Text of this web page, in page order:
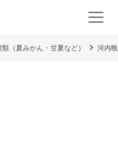
類（夏みかん・甘夏など） 河内